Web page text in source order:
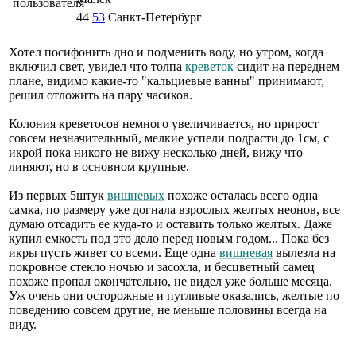
44 53 Санкт-Петербург
Хотел посифонить дно и подменить воду, но утром, когда
включил свет, увидел что толпа креветок сидит на переднем
плане, видимо какие-то "кальциевые ванны" принимают,
решил отложить на пару часиков.
Колония креветосов немного увеличивается, но прирост
совсем незначительный, мелкие успели подрасти до 1см, с
икрой пока никого не вижу несколько дней, вижу что
линяют, но в основном крупные.
Из первых 5штук вишневых похоже осталась всего одна
самка, по размеру уже догнала взрослых желтых неонов, все
думаю отсадить ее куда-то и оставить только желтых. Даже
купил емкость под это дело перед новым годом... Пока без
икры пусть живет со всеми. Еще одна вишневая вылезла на
покровное стекло ночью и засохла, и бесцветный самец
похоже пропал окончательно, не видел уже больше месяца.
Уж очень они осторожные и пугливые оказались, желтые по
поведению совсем другие, не меньше половины всегда на
виду.